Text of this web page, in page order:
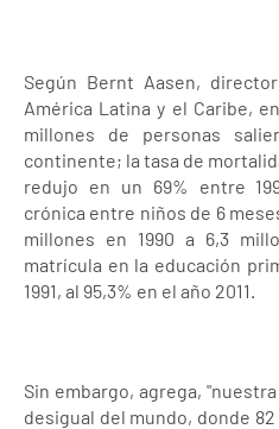
Según Bernt Aasen,
América Latina y el Caribe,
millones de personas
continente; la tasa de
redujo en un 69% entre
crónica entre niños de 6
millones en 1990 a 6,3
matrícula en la educación
1991, al 95,3% en el año 2011.
Sin embargo, agrega,
desigual del mundo, donde